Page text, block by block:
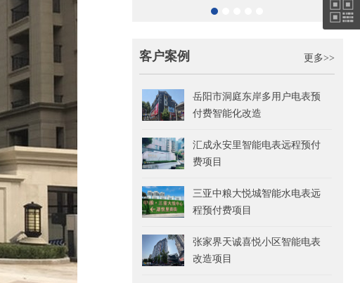
客户案例 更多>>
岳阳市洞庭东岸多用户电表预
付费智能化改造
汇成永安里智能电表远程预付
费项目
三亚中粮大悦城智能水电表远
程预付费项目
张家界天诚喜悦小区智能电表
改造项目